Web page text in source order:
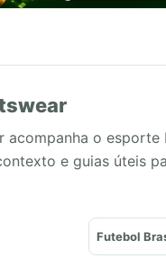
acompanha o esporte
e guias úteis
Futebol